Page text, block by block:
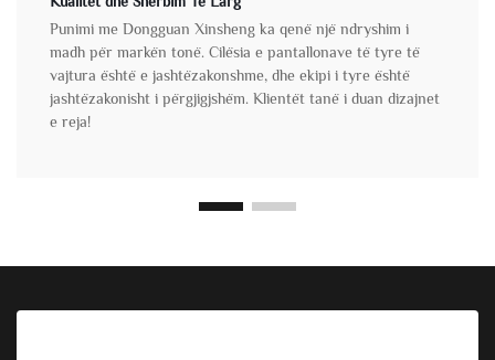
Punimi me Dongguan Xinsheng ka qenë një ndryshim i
madh për markën tonë. Cilësia e pantallonave të tyre të
vajtura është e jashtëzakonshme, dhe ekipi i tyre është
jashtëzakonisht i përgjigjshëm. Klientët tanë i duan dizajnet
e reja!